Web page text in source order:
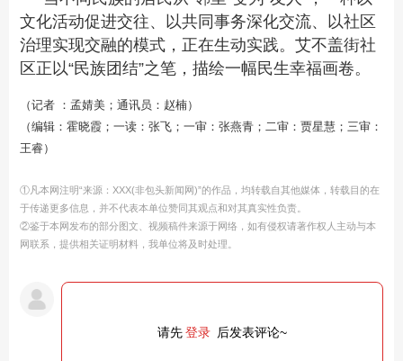
文化活动促进交往、以共同事务深化交流、以社区
治理实现交融的模式，正在生动实践。艾不盖街社
区正以“民族团结”之笔，描绘一幅民生幸福画卷。
（记者 ：孟婧美；通讯员：赵楠）
（编辑：霍晓霞；一读：张飞；一审：张燕青；二审：贾星慧；三审：
王睿）
①凡本网注明“来源：XXX(非包头新闻网)”的作品，均转载自其他媒体，转载目的在
于传递更多信息，并不代表本单位赞同其观点和对其真实性负责。
②鉴于本网发布的部分图文、视频稿件来源于网络，如有侵权请著作权人主动与本
网联系，提供相关证明材料，我单位将及时处理。
请先登录 后发表评论~